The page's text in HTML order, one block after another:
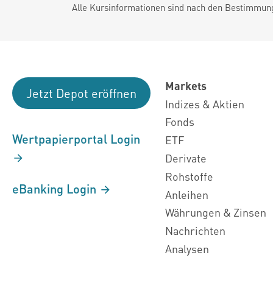
Alle Kursinformationen sind nach den
Jetzt Depot eröffnen
Wertpapierportal Login
eBanking Login
Markets
Indizes & Aktien
Fonds
ETF
Derivate
Rohstoffe
Anleihen
Währungen & Zinsen
Nachrichten
Analysen